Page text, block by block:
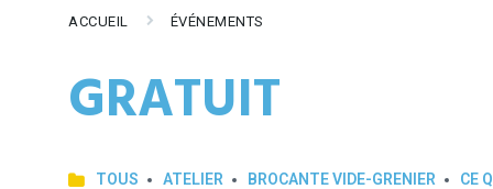
ACCUEIL ÉVÉNEMENTS
GRATUIT
TOUS ATELIER BROCANTE VIDE-GRENIER CE